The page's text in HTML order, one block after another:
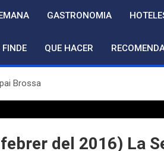
GASTRONOMIA
QUE HACER
Brossa
del 2016) La